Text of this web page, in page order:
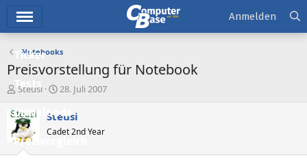
Ticker
Tests
Downloads
Preisvergleich
Anmelden
Notebooks
Preisvorstellung für Notebook
E
s
t
e
Steusi
E
s
t
e
28. Juli 2007
Steusi
Cadet 2nd Year